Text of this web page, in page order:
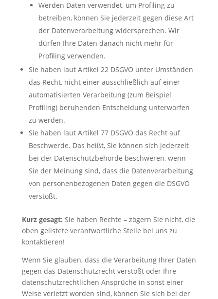
Startseite
Tickets
Sponsoring
WIESN
Warenkorb
Werden Daten verwendet, um Profiling zu
betreiben, können Sie jederzeit gegen diese Art
der Datenverarbeitung widersprechen. Wir
dürfen Ihre Daten danach nicht mehr für
Profiling verwenden.
Sie haben laut Artikel 22 DSGVO unter Umständen
das Recht, nicht einer ausschließlich auf einer
automatisierten Verarbeitung (zum Beispiel
Profiling) beruhenden Entscheidung unterworfen
zu werden.
Sie haben laut Artikel 77 DSGVO das Recht auf
Beschwerde. Das heißt, Sie können sich jederzeit
bei der Datenschutzbehörde beschweren, wenn
Sie der Meinung sind, dass die Datenverarbeitung
von personenbezogenen Daten gegen die DSGVO
verstößt.
Kurz gesagt: Sie haben Rechte – zögern Sie nicht, die
oben gelistete verantwortliche Stelle bei uns zu
kontaktieren!
Wenn Sie glauben, dass die Verarbeitung Ihrer Daten
gegen das Datenschutzrecht verstößt oder Ihre
datenschutzrechtlichen Ansprüche in sonst einer
Weise verletzt worden sind, können Sie sich bei der